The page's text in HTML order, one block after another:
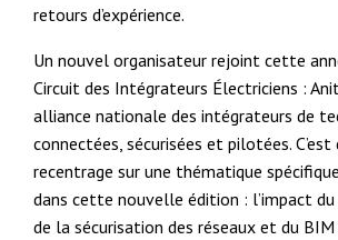
retours d’expérience.
Un nouvel organisateur rejoint cette
Circuit des Intégrateurs Électriciens :
alliance nationale des intégrateurs de
connectées, sécurisées et pilotées. C’est
recentrage sur une thématique
dans cette nouvelle édition : l’impact
de la sécurisation des réseaux et du